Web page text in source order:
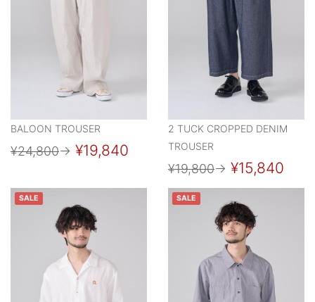
BALOON TROUSER
¥24,800→ ¥19,840
2 TUCK CROPPED DENIM
TROUSER
¥19,800→ ¥15,840
SALE SALE